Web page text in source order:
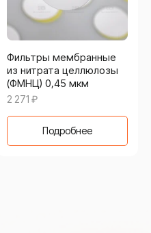
Фильтры мембранные
из нитрата целлюлозы
(ФМНЦ) 0,45 мкм
2 271 ₽
Подробнее